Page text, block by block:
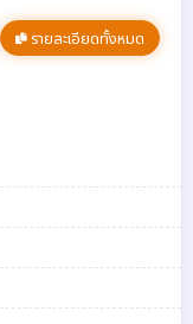
รายละเอียดทั้งหมด